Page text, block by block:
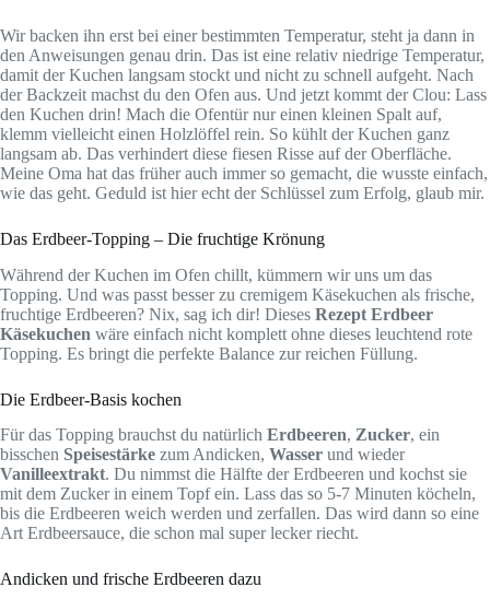
Wir backen ihn erst bei einer bestimmten Temperatur, steht ja dann in
den Anweisungen genau drin. Das ist eine relativ niedrige Temperatur,
damit der Kuchen langsam stockt und nicht zu schnell aufgeht. Nach
der Backzeit machst du den Ofen aus. Und jetzt kommt der Clou: Lass
den Kuchen drin! Mach die Ofentür nur einen kleinen Spalt auf,
klemm vielleicht einen Holzlöffel rein. So kühlt der Kuchen ganz
langsam ab. Das verhindert diese fiesen Risse auf der Oberfläche.
Meine Oma hat das früher auch immer so gemacht, die wusste einfach,
wie das geht. Geduld ist hier echt der Schlüssel zum Erfolg, glaub mir.
Das Erdbeer-Topping – Die fruchtige Krönung
Während der Kuchen im Ofen chillt, kümmern wir uns um das
Topping. Und was passt besser zu cremigem Käsekuchen als frische,
fruchtige Erdbeeren? Nix, sag ich dir! Dieses Rezept Erdbeer
Käsekuchen wäre einfach nicht komplett ohne dieses leuchtend rote
Topping. Es bringt die perfekte Balance zur reichen Füllung.
Die Erdbeer-Basis kochen
Für das Topping brauchst du natürlich Erdbeeren, Zucker, ein
bisschen Speisestärke zum Andicken, Wasser und wieder
Vanilleextrakt. Du nimmst die Hälfte der Erdbeeren und kochst sie
mit dem Zucker in einem Topf ein. Lass das so 5-7 Minuten köcheln,
bis die Erdbeeren weich werden und zerfallen. Das wird dann so eine
Art Erdbeersauce, die schon mal super lecker riecht.
Andicken und frische Erdbeeren dazu